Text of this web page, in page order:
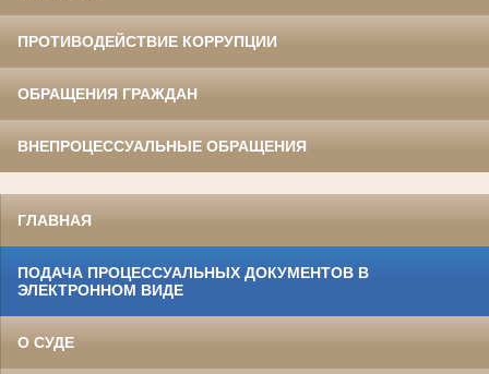
ПРОТИВОДЕЙСТВИЕ КОРРУПЦИИ
ОБРАЩЕНИЯ ГРАЖДАН
ВНЕПРОЦЕССУАЛЬНЫЕ ОБРАЩЕНИЯ
ГЛАВНАЯ
ПОДАЧА ПРОЦЕССУАЛЬНЫХ ДОКУМЕНТОВ В
ЭЛЕКТРОННОМ ВИДЕ
О СУДЕ